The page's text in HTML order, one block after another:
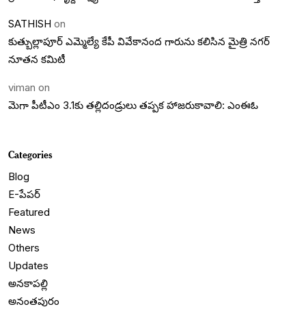
SATHISH on
కుత్బుల్లాపూర్ ఎమ్మెల్యే కేపీ వివేకానంద గారును కలిసిన మైత్రి నగర్
నూతన కమిటీ
viman on
మెగా పీటీఎం 3.1కు తల్లిదండ్రులు తప్పక హాజరుకావాలి: ఎంఈఓ
Categories
Blog
E-పేపర్
Featured
News
Others
Updates
అనకాపల్లి
అనంతపురం